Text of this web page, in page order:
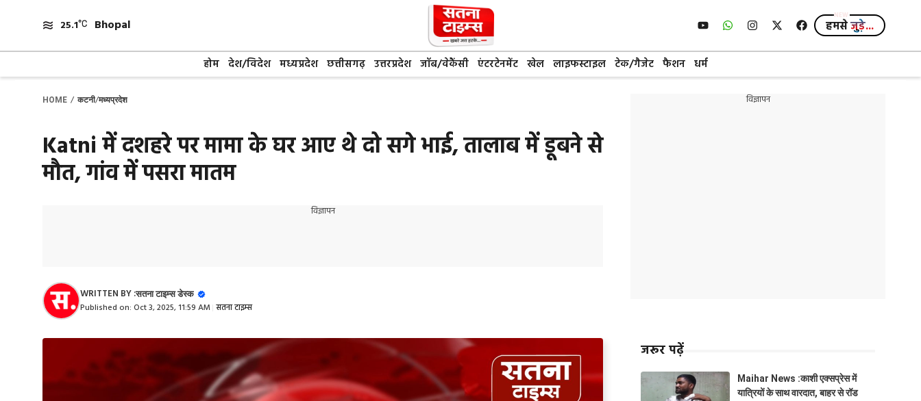
content
25.1 Bhopal हमसेजुड़े...
होम देश/विदेश मध्यप्रदेश छत्तीसगढ़ उत्तरप्रदेश जॉब/वेकैंसी एंटरटेनमेंट खेल लाइफस्टाइल टेक/गैजेट फैशन धर्म
HOME / कटनी/मध्यप्रदेश
Katni में दशहरे पर मामा के घर आए थे दो सगे भाई, तालाब में डूबने से
मौत, गांव में पसरा मातम
विज्ञापन
WRITTEN BY :सतना टाइम्स डेस्क
Published on: Oct 3, 2025, 11:59 AM सतना टाइम्स
विज्ञापन
जरूर पढ़ें
Maihar News :काशी एक्सप्रेस में
यात्रियों के साथ वारदात, बाहर से रॉड